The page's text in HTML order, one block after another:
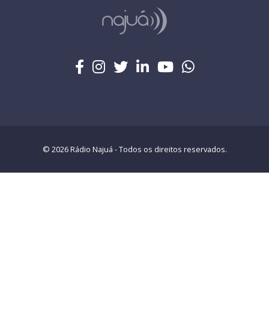
© 2026 Rádio Najuá - Todos os direitos reservados.